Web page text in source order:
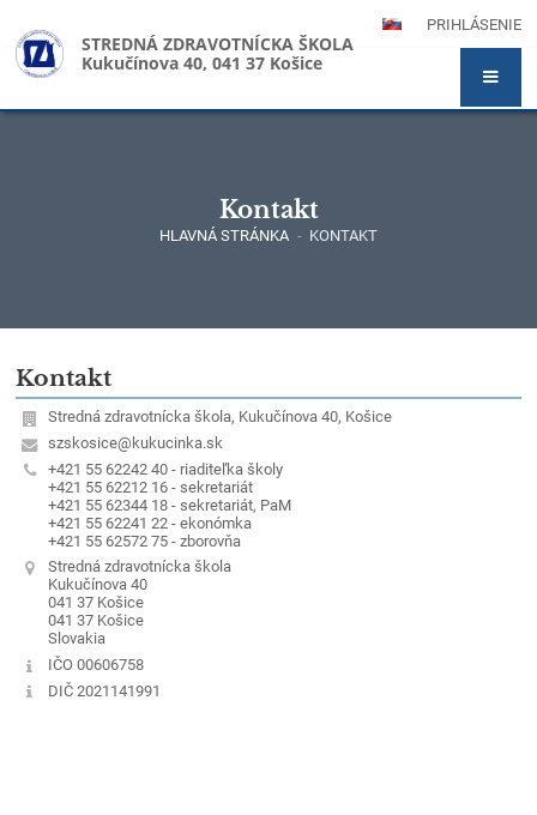
PRIHLÁSENIE
STREDNÁ ZDRAVOTNÍCKA ŠKOLA
Kukučínova 40, 041 37 Košice
Kontakt
HLAVNÁ STRÁNKA - KONTAKT
Kontakt
Kontakt
Stredná zdravotnícka škola, Kukučínova 40, Košice
szskosice@kukucinka.sk
+421 55 62242 40 - riaditeľka školy
+421 55 62212 16 - sekretariát
+421 55 62344 18 - sekretariát, PaM
+421 55 62241 22 - ekonómka
+421 55 62572 75 - zborovňa
Stredná zdravotnícka škola
Kukučínova 40
041 37 Košice
041 37 Košice
Slovakia
IČO 00606758
DIČ 2021141991